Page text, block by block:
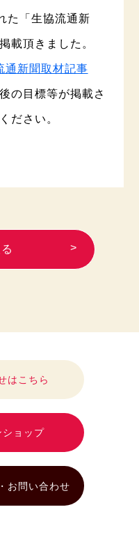
た「生協流通新
載頂きました。
新聞取材記事
の目標等が掲載さ
ださい。
はこちら
ショップ
お問い合わせ